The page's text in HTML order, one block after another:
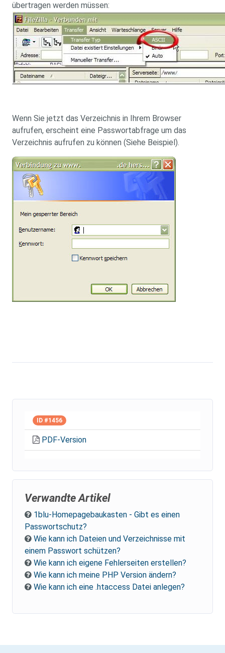
übertragen werden müssen:
Wenn Sie jetzt das Verzeichnis in Ihrem Browser
aufrufen, erscheint eine Passwortabfrage um das
Verzeichnis aufrufen zu können (Siehe Beispiel).
ID #1456
PDF-Version
Verwandte Artikel
1blu-Homepagebaukasten - Gibt es einen
Passwortschutz?
Wie kann ich Dateien und Verzeichnisse mit
einem Passwort schützen?
Wie kann ich eigene Fehlerseiten erstellen?
Wie kann ich meine PHP Version ändern?
Wie kann ich eine .htaccess Datei anlegen?